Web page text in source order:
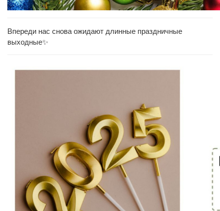
Впереди нас снова ожидают длинные праздничные
выходные✨